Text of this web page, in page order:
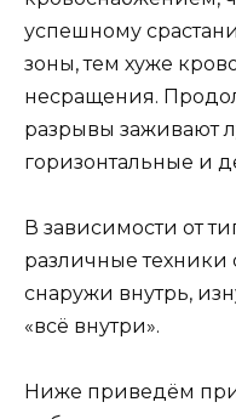
успешному
зоны, тем хуже
несращения.
разрывы заживают
горизонтальные и
В зависимости от
различные
снаружи внутрь,
«всё внутри».
Ниже приведём